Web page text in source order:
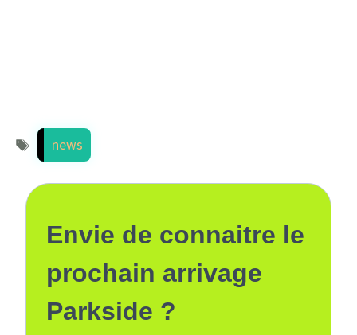
Étiquettes
news
Envie de connaitre le
prochain arrivage
Parkside ?